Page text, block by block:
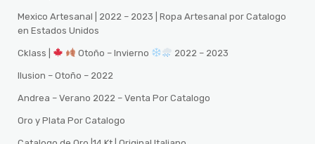
Mexico Artesanal | 2022 – 2023 | Ropa Artesanal por Catalogo
en Estados Unidos
Cklass | Otoño – Invierno 2022 – 2023
Ilusion – Otoño – 2022
Andrea – Verano 2022 – Venta Por Catalogo
Oro y Plata Por Catalogo